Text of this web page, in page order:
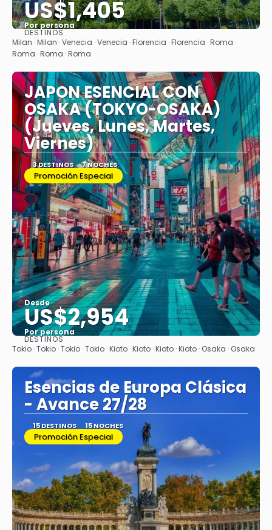
US$1,405
Por persona
Ver
DESTINOS
Milan · Milan · Venecia · Venecia · Florencia · Florencia · Roma ·
Roma · Roma · Roma
JAPON ESENCIAL CON
OSAKA (TOKYO-OSAKA)
(Jueves, Lunes, Martes,
Viernes)
3 DESTINOS 7 NOCHES
Promoción Especial
Desde
US$2,954
Por persona
Ver
DESTINOS
Tokio · Tokio · Tokio · Tokio · Kioto · Kioto · Kioto · Kioto · Osaka · Osaka
Esencias de Europa Clásica
- Avance 27/28
15 DESTINOS 15 NOCHES
Promoción Especial